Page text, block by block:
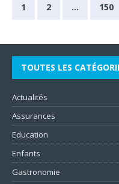
1 2 … 150
TOUTES LES
Actualités
Assurances
Education
Enfants
Gastronomie